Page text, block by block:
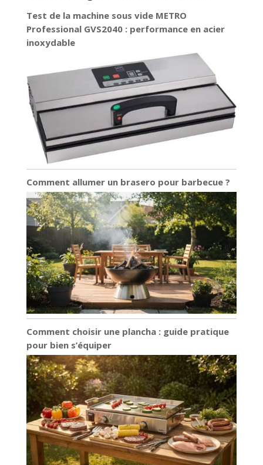
fitness, le sport, le yoga, la danse, le vélo, la
randonnée, l'équitation, le travail, les voyages, le
shopping et d'autres activités d'intérieur et
Test de la machine sous vide METRO
Professional GVS2040 : performance en acier
inoxydable
Comment allumer un brasero pour barbecue ?
Comment choisir une plancha : guide pratique
pour bien s’équiper